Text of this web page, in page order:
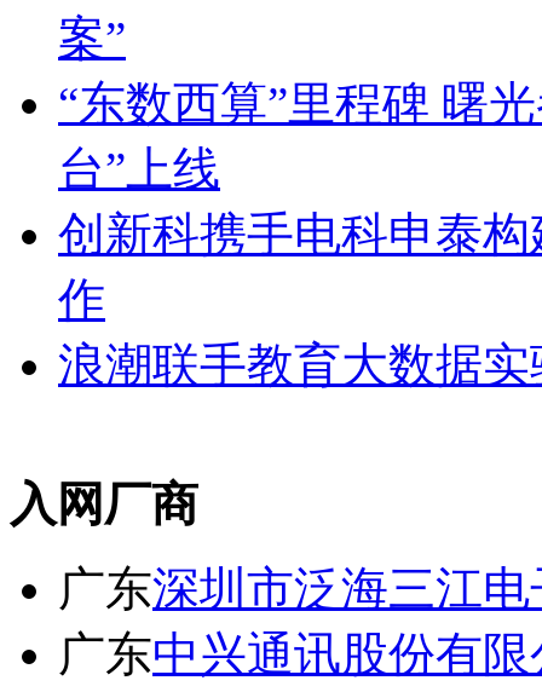
案”
“东数西算”里程碑 曙
台”上线
创新科携手电科申泰
作
浪潮联手教育大数据
入网厂商
广东深圳市泛海三江
广东中兴通讯股份有限